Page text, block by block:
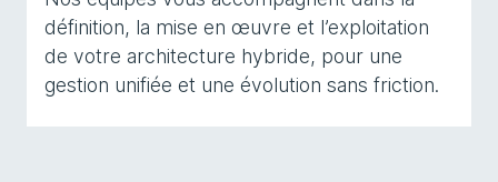
définition, la mise en œuvre et l’exploitation
de votre architecture hybride, pour une
gestion unifiée et une évolution sans friction.